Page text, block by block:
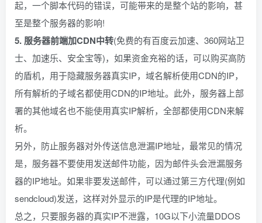
起，一个脚本代码的错误，可能带来的是整个站的影响，甚
至是整个服务器的影响!
5. 服务器前端加CDN中转(免费的有百度云加速、360网站卫
士、加速乐、安全宝等)，如果资金充裕的话，可以购买高防
的盾机，用于隐藏服务器真实IP，域名解析使用CDN的IP，
所有解析的子域名都使用CDN的IP地址。此外，服务器上部
署的其他域名也不能使用真实IP解析，全部都使用CDN来解
析。
另外，防止服务器对外传送信息泄漏IP地址，最常见的情况
是，服务器不要使用发送邮件功能，因为邮件头会泄漏服务
器的IP地址。如果非要发送邮件，可以通过第三方代理(例如
sendcloud)发送，这样对外显示的IP是代理的IP地址。
总之，只要服务器的真实IP不泄露，10G以下小流量DDOS